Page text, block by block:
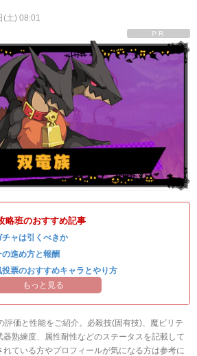
土) 08:01
PR
略班のおすすめ記事
ャは引くべきか
進め方と報酬
票のおすすめキャラとやり方
る公式ショップが開設！
もっと見る
評価と性能をご紹介。必殺技(固有技)、魔ビリテ
器熟練度、属性耐性などのステータスを記載して
ている方やプロフィールが気になる方は参考に